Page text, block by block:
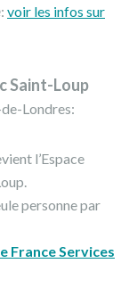
: voir les infos sur
Saint-Loup
Londres:
l’Espace
personne par
France Services